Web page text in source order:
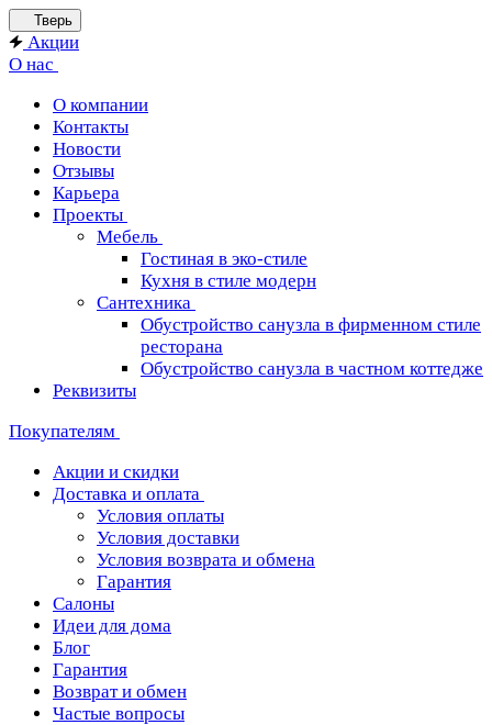
Тверь
Акции
О нас
О компании
Контакты
Новости
Отзывы
Карьера
Проекты
Мебель
Гостиная в эко-стиле
Кухня в стиле модерн
Сантехника
Обустройство санузла в фирменном стиле
ресторана
Обустройство санузла в частном коттедже
Реквизиты
Покупателям
Акции и скидки
Доставка и оплата
Условия оплаты
Условия доставки
Условия возврата и обмена
Гарантия
Салоны
Идеи для дома
Блог
Гарантия
Возврат и обмен
Частые вопросы